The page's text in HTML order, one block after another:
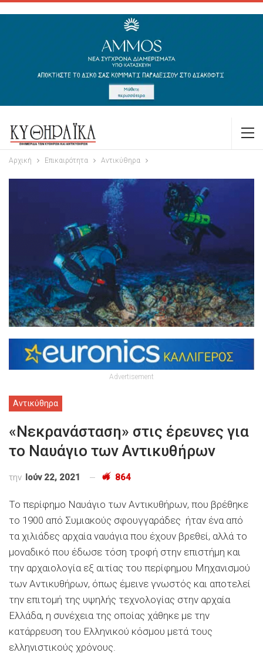
Αρχική Επικαιρότητα Αντικύθηρα
Advertisement
Αντικύθηρα
«Νεκρανάσταση» στις έρευνες για
το Ναυάγιο των Αντικυθήρων
την Ιούν 22, 2021 864
Το περίφημο Ναυάγιο των Αντικυθήρων, που βρέθηκε
το 1900 από Συμιακούς σφουγγαράδες ήταν ένα από
τα χιλιάδες αρχαία ναυάγια που έχουν βρεθεί, αλλά το
μοναδικό που έδωσε τόση τροφή στην επιστήμη και
την αρχαιολογία εξ αιτίας του περίφημου Μηχανισμού
των Αντικυθήρων, όπως έμεινε γνωστός και αποτελεί
την επιτομή της υψηλής τεχνολογίας στην αρχαία
Ελλάδα, η συνέχεια της οποίας χάθηκε με την
κατάρρευση του Ελληνικού κόσμου μετά τους
ελληνιστικούς χρόνους.